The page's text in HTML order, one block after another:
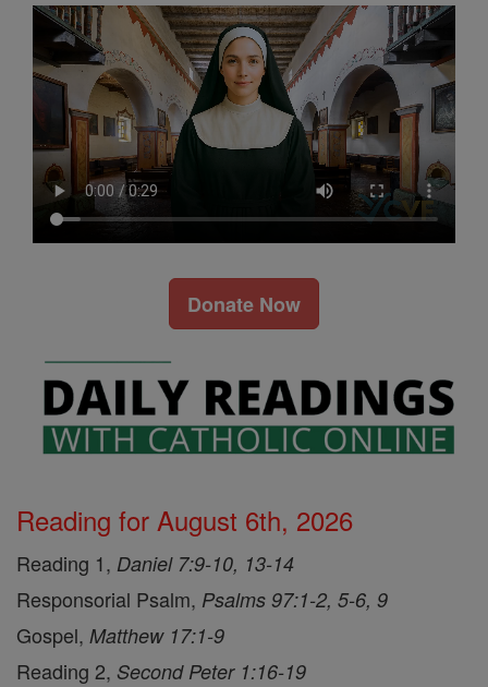
Donate Now
Reading for August 6th, 2026
Reading 1, Daniel 7:9-10, 13-14
Responsorial Psalm, Psalms 97:1-2, 5-6, 9
Gospel, Matthew 17:1-9
Reading 2, Second Peter 1:16-19